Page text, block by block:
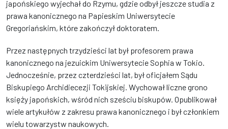
japońskiego wyjechał do Rzymu, gdzie odbył jeszcze studia z
prawa kanonicznego na Papieskim Uniwersytecie
Gregoriańskim, które zakończył doktoratem.
Przez następnych trzydzieści lat był profesorem prawa
kanonicznego na jezuickim Uniwersytecie Sophia w Tokio.
Jednocześnie, przez czterdzieści lat, był oficjałem Sądu
Biskupiego Archidiecezji Tokijskiej. Wychował liczne grono
księży japońskich, wśród nich sześciu biskupów. Opublikował
wiele artykułów z zakresu prawa kanonicznego i był członkiem
wielu towarzystw naukowych.